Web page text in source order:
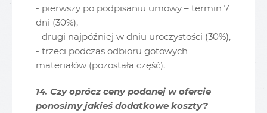
- pierwszy po podpisaniu umowy – termin 7
dni (30%),
- drugi najpóźniej w dniu uroczystości (30%),
- trzeci podczas odbioru gotowych
materiałów (pozostała część).
14. Czy oprócz ceny podanej w ofercie
ponosimy jakieś dodatkowe koszty?